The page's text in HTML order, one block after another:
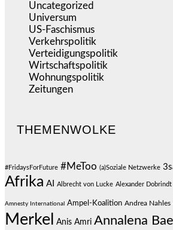
Uncategorized
Universum
US-Faschismus
Verkehrspolitik
Verteidigungspolitik
Wirtschaftspolitik
Wohnungspolitik
Zeitungen
THEMENWOLKE
#FridaysForFuture #MeToo (a)Soziale Netzwerke
Afrika AI Albrecht von Lucke Alexander Dobrindt
Amnesty International Ampel-Koalition Andrea Nahles
Merkel
Anis Amri Annalena